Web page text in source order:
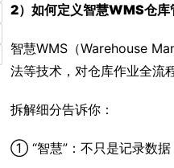
2）如何定义智慧WMS仓库
智慧WMS（Warehouse
法等技术，对仓库作业全流
拆解细分告诉你：
① “智慧”：不只是记录数